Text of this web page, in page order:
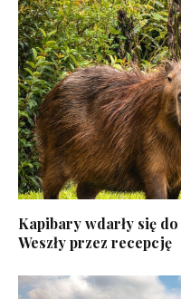
Kapibary wdarły się
Weszły przez recepcję